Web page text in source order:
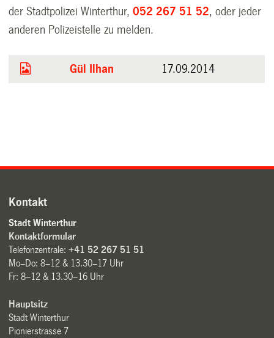
der Stadtpolizei Winterthur,052 267 51 52, oder jeder
anderen Polizeistelle zu melden.
Gül Ilhan 17.09.2014
Kontakt
Stadt Winterthur
Kontaktformular
Telefonzentrale:+41 52 267 51 51
Mo–Do: 8–12 & 13.30–17 Uhr
Fr: 8–12 & 13.30–16 Uhr
Hauptsitz
Stadt Winterthur
Pionierstrasse 7